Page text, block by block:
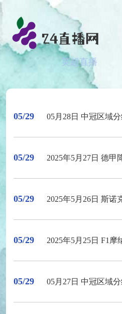
英超直播
05/29 05月28日 中冠区域分组赛第3轮 泉州
05/29 2025年5月27日 德甲降级附加赛次
05/29 2025年5月26日 斯诺克女子世锦
05/29 2025年5月25日 F1摩纳
05/29 05月27日 中冠区域分组赛第2